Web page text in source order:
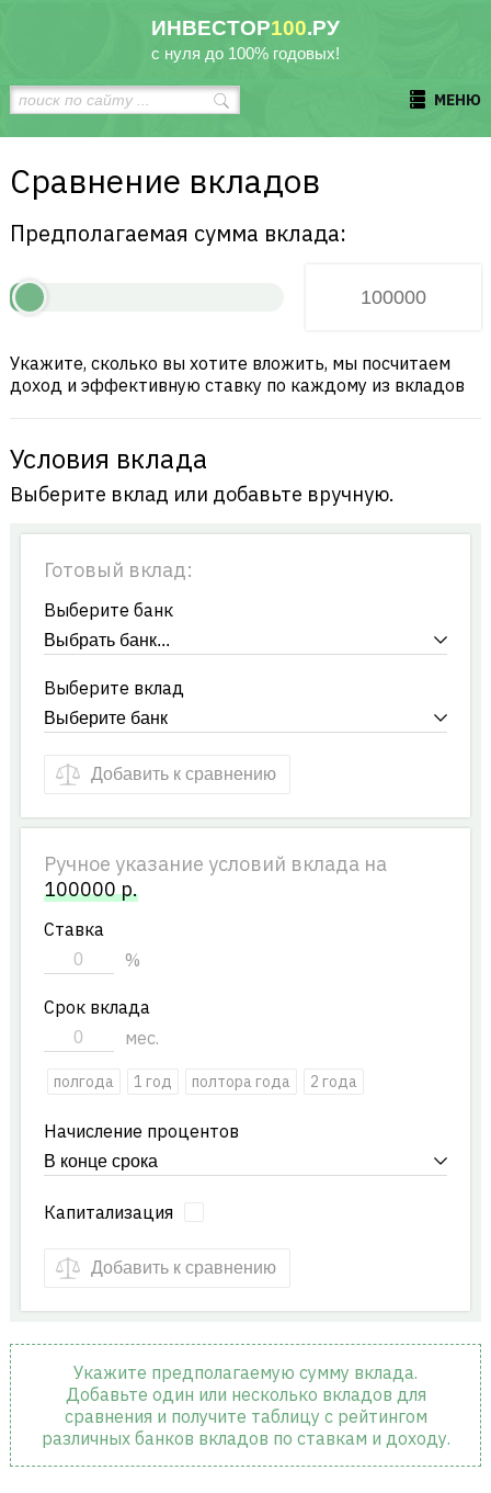
ИНВЕСТОР100.РУ
с нуля до 100% годовых!
МЕНЮ
Сравнение вкладов
Предполагаемая сумма вклада:
Укажите, сколько вы хотите вложить, мы посчитаем
доход и эффективную ставку по каждому из вкладов
Условия вклада
Выберите вклад или добавьте вручную.
Готовый вклад:
Выберите банк
Выберите вклад
Добавить к сравнению
Ручное указание условий вклада на
100000р.
Ставка
%
Срок вклада
мес.
полгода 1 год полтора года 2 года
Начисление процентов
Капитализация
Добавить к сравнению
Укажите предполагаемую сумму вклада.
Добавьте один или несколько вкладов для
сравнения и получите таблицу с рейтингом
различных банков вкладов по ставкам и доходу.